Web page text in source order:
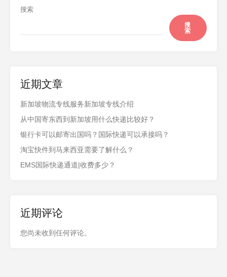
搜索
搜
索
近期文章
新加坡物流专线服务新加坡专线介绍
从中国寄东西到新加坡用什么快递比较好？
银行卡可以邮寄出国吗？国际快递可以承接吗？
淘宝快件到马来西亚需要了解什么？
EMS国际快递通道|收费多少？
近期评论
您尚未收到任何评论。